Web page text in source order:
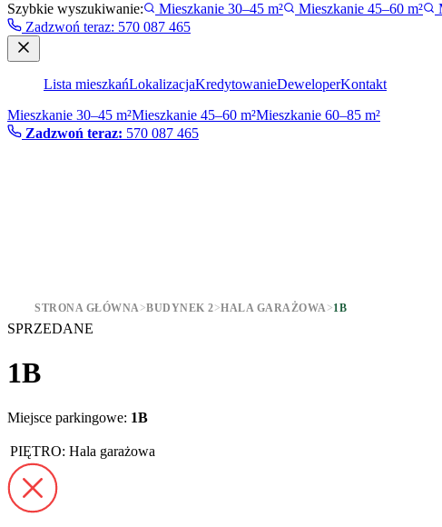
Szybkie wyszukiwanie: Mieszkanie 30–45 m² Mieszkanie 45–60 m²
Zadzwoń teraz: 570 087 465
Lista mieszkańLokalizacjaKredytowanieDeweloperKontakt
Mieszkanie 30–45 m²Mieszkanie 45–60 m²Mieszkanie 60–85 m²
Zadzwoń teraz: 570 087 465
STRONA GŁÓWNA>BUDYNEK 2>HALA GARAŻOWA>1B
SPRZEDANE
1B
Miejsce parkingowe: 1B
PIĘTRO: Hala garażowa